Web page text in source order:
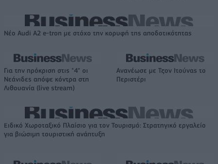
Νέο Audi A2 e-tron με στόχο την κορυφή της αποδοτικότητας
Για την πρόκριση στις "4" οι
Νεάνιδες απόψε κόντρα στη
Λιθουανία (live stream)
Ανανέωσε με Τζον Ιτούνας το
Περιστέρι
Ειδικό Χωροταξικό Πλαίσιο για τον Τουρισμό: Στρατηγικό εργαλείο
για βιώσιμη τουριστική ανάπτυξη